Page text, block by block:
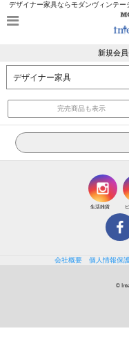
デザイナー家具ならモダンヴィンテー
新規会
完売商品も表示
生活雑貨
会社概要 個人情報保
©